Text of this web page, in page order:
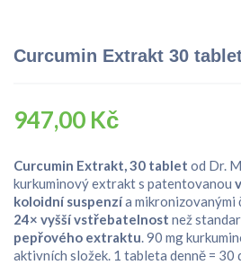
Curcumin Extrakt 30
947,00 Kč
Curcumin Extrakt, 30 tablet od Dr.
kurkuminový extrakt s patentovanou
koloidní suspenzía mikronizovanými
24× vyšší vstřebatelnost než
pepřového extraktu. 90 mg
aktivních složek. 1 tableta denně = 30